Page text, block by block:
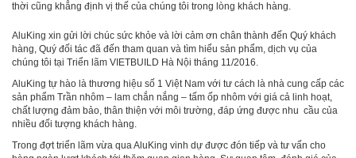
thời cũng khẳng định vị thế của chúng tôi trong lòng khách hàng.
AluKing xin gửi lời chúc sức khỏe và lời cảm ơn chân thành đến Quý khách
hàng, Quý đối tác đã đến tham quan và tìm hiểu sản phẩm, dịch vụ của
chúng tôi tại Triển lãm VIETBUILD Hà Nội tháng 11/2016.
AluKing tự hào là thương hiệu số 1 Việt Nam với tư cách là nhà cung cấp các
sản phẩm Trần nhôm – lam chắn nắng – tấm ốp nhôm với giá cả linh hoạt,
chất lượng đảm bảo, thân thiện với môi trường, đáp ứng được nhu cầu của
nhiều đối tượng khách hàng.
Trong đợt triển lãm vừa qua AluKing vinh dự được đón tiếp và tư vấn cho